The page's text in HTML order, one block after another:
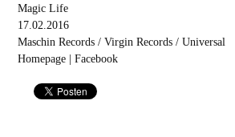
Magic Life
17.02.2016
Maschin Records / Virgin Records / Universal
Homepage| Facebook